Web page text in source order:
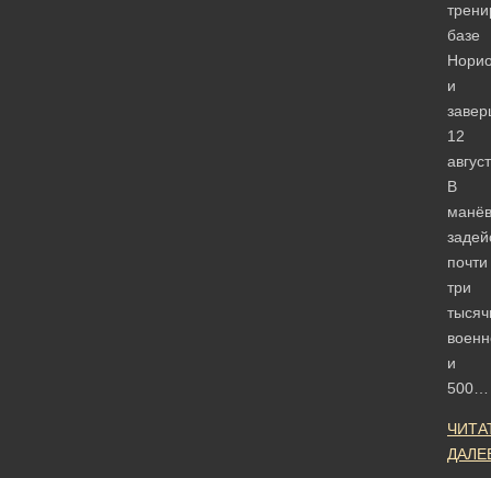
базе
и
12
В
почти
три
и
500…